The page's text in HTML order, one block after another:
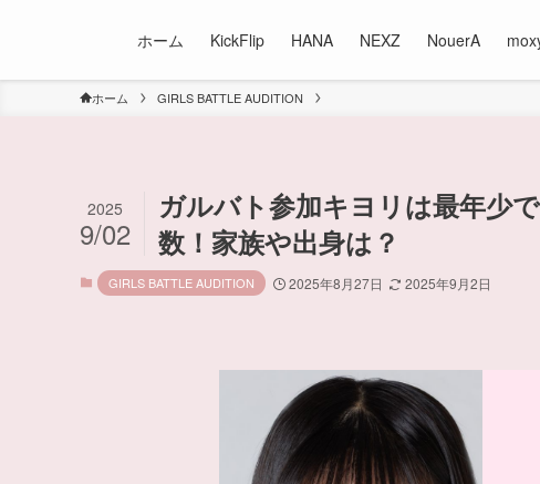
ホーム KickFlip HANA NEXZ NouerA
ホーム GIRLS BATTLE AUDITION
ガルバト参加キヨリは最年少
数！家族や出身は？
2025
9/02
GIRLS BATTLE AUDITION 2025年8月27日 2025年9月2日